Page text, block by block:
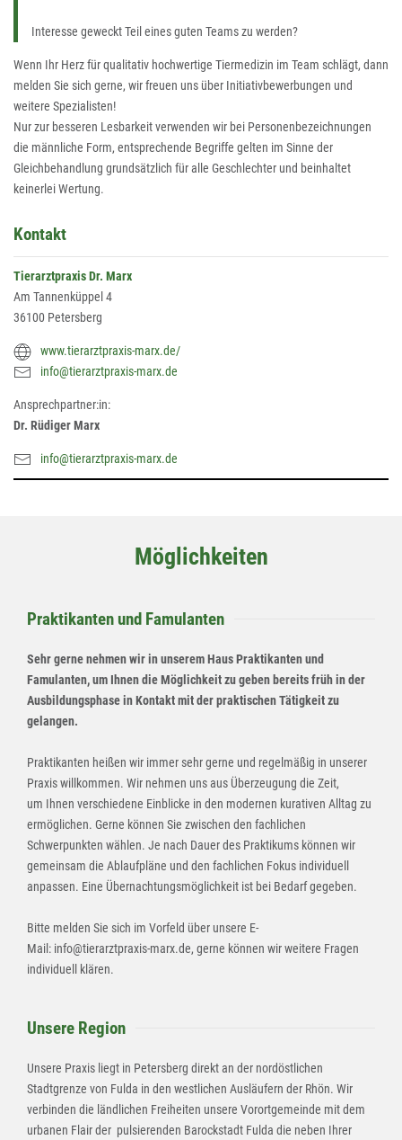
Interesse geweckt Teil eines guten Teams zu werden?
Wenn Ihr Herz für qualitativ hochwertige Tiermedizin im Team schlägt, dann
melden Sie sich gerne, wir freuen uns über Initiativbewerbungen und
weitere Spezialisten!
Nur zur besseren Lesbarkeit verwenden wir bei Personenbezeichnungen
die männliche Form, entsprechende Begriffe gelten im Sinne der
Gleichbehandlung grundsätzlich für alle Geschlechter und beinhaltet
keinerlei Wertung.
Kontakt
Tierarztpraxis Dr. Marx
Am Tannenküppel 4
36100 Petersberg
www.tierarztpraxis-marx.de/
info@tierarztpraxis-marx.de
Ansprechpartner:in:
Dr. Rüdiger Marx
info@tierarztpraxis-marx.de
Möglichkeiten
Praktikanten und Famulanten
Sehr gerne nehmen wir in unserem Haus Praktikanten und
Famulanten, um Ihnen die Möglichkeit zu geben bereits früh in der
Ausbildungsphase in Kontakt mit der praktischen Tätigkeit zu
gelangen.
Praktikanten heißen wir immer sehr gerne und regelmäßig in unserer
Praxis willkommen. Wir nehmen uns aus Überzeugung die Zeit,
um Ihnen verschiedene Einblicke in den modernen kurativen Alltag zu
ermöglichen. Gerne können Sie zwischen den fachlichen
Schwerpunkten wählen. Je nach Dauer des Praktikums können wir
gemeinsam die Ablaufpläne und den fachlichen Fokus individuell
anpassen. Eine Übernachtungsmöglichkeit ist bei Bedarf gegeben.
Bitte melden Sie sich im Vorfeld über unsere E-
Mail: info@tierarztpraxis-marx.de, gerne können wir weitere Fragen
individuell klären.
Unsere Region
Unsere Praxis liegt in Petersberg direkt an der nordöstlichen
Stadtgrenze von Fulda in den westlichen Ausläufern der Rhön. Wir
verbinden die ländlichen Freiheiten unsere Vorortgemeinde mit dem
urbanen Flair der pulsierenden Barockstadt Fulda die neben Ihrer